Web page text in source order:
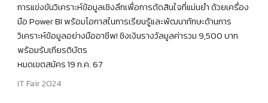
การแข่งขันวิเคราะห์ข้อมูลเชิงลึกเพื่อการตัดสินใจที่แม่นยำ ด้วยเครื่อง
มือ Power BI พร้อมโอกาสในการเรียนรู้และพัฒนาทักษะด้านการ
วิเคราะห์ข้อมูลอย่างมืออาชีพ! ชิงเงินรางวัลมูลค่ารวม 9,500 บาท
พร้อมรับเกียรติบัตร
หมดเขตสมัคร 19 ก.ค. 67
IT Fair 2024